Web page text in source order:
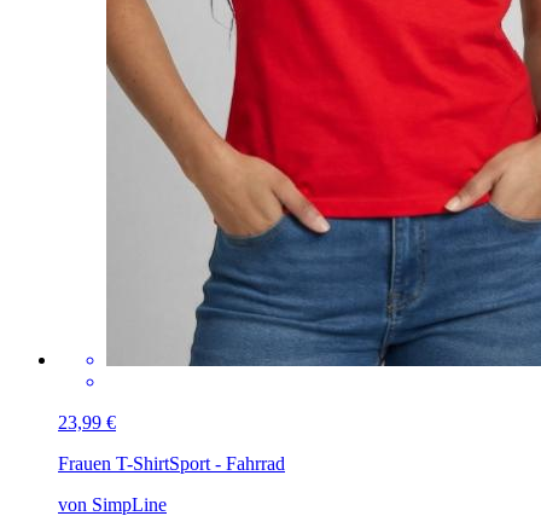
23,99 €
Frauen T-ShirtSport - Fahrrad
von SimpLine